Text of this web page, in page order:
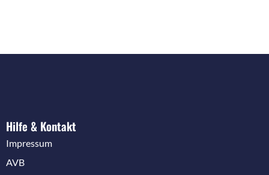
Hilfe & Kontakt
Impressum
AVB